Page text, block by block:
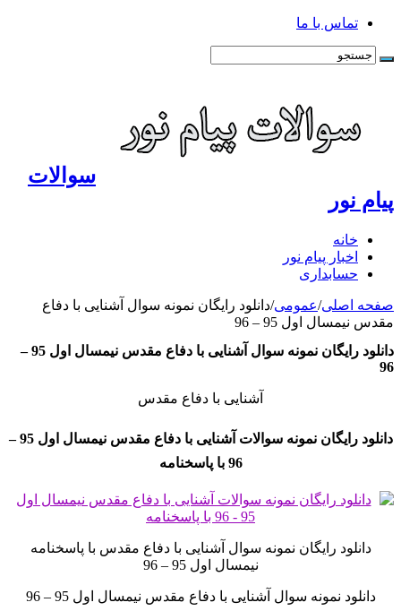
تماس با ما
سوالات
پیام نور
خانه
اخبار پیام نور
حسابداری
صفحه اصلی/عمومی/دانلود رایگان نمونه سوال آشنایی با دفاع
مقدس نیمسال اول 95 – 96
دانلود رایگان نمونه سوال آشنایی با دفاع مقدس نیمسال اول 95 –
96
آشنایی با دفاع مقدس
دانلود رایگان نمونه سوالات آشنایی با دفاع مقدس نیمسال اول 95 –
96 با پاسخنامه
دانلود رایگان نمونه سوال آشنایی با دفاع مقدس با پاسخنامه
نیمسال اول 95 – 96
دانلود نمونه سوال آشنایی با دفاع مقدس نیمسال اول 95 – 96